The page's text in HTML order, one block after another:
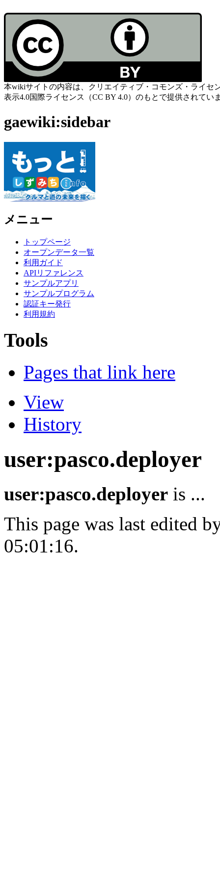
本wikiサイトの内容は、クリエイティブ・コモンズ・ライセ
表示4.0国際ライセンス（CC BY 4.0）のもとで提供されてい
gaewiki:sidebar
メニュー
トップページ
オープンデータ一覧
利用ガイド
APIリファレンス
サンプルアプリ
サンプルプログラム
認証キー発行
利用規約
Tools
Pages that link here
View
History
user:pasco.deployer
user:pasco.deployer is ...
This page was last edited
05:01:16.